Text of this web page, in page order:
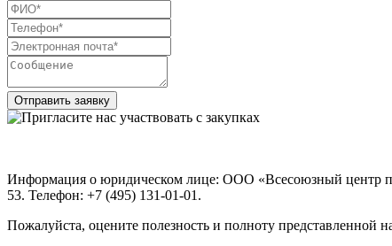
Отправить заявку
Информация о юридическом лице: ООО «Всесоюзный центр
53. Телефон: +7 (495) 131-01-01.
Пожалуйста, оцените полезность и полноту представленной